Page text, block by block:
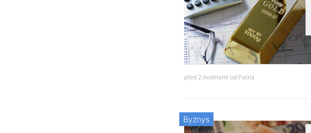
před 2 hodinami od Patria
Byznys